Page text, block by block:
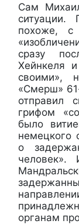
Сам
ситуации.
похоже, с
сразу
Хейнкеля
своими»,
«Смерш»
отправил
грифом
было
немецкого
о
человек».
органам